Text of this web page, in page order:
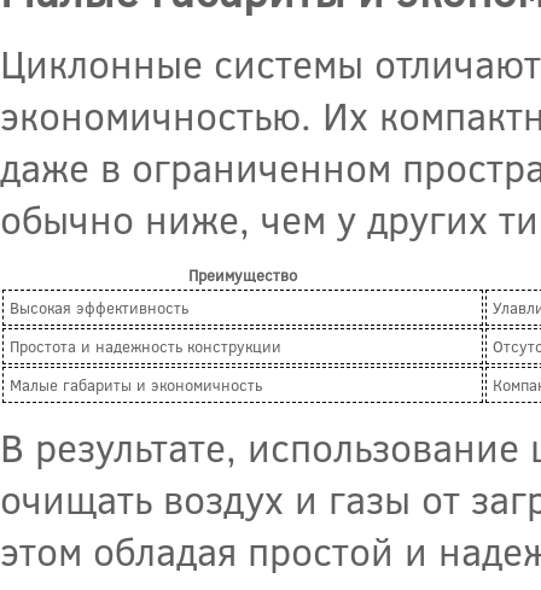
Циклонные системы
экономичностью. Их
даже в ограниченном
обычно ниже, чем у других
Преимущество
Высокая эффективность
Простота и надежность конструкции
Малые габариты и экономичность
В результате,
очищать воздух и газы от
этом обладая простой и